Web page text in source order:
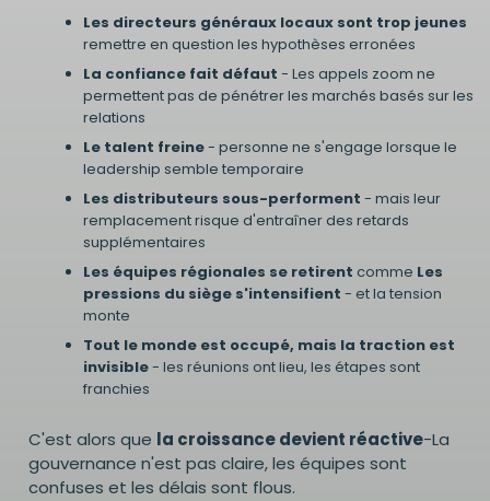
Les directeurs généraux locaux sont trop jeunes
remettre en question les hypothèses erronées
La confiance fait défaut - Les appels zoom ne
permettent pas de pénétrer les marchés basés sur les
relations
Le talent freine- personne ne s'engage lorsque le
leadership semble temporaire
Les distributeurs sous-performent - mais leur
remplacement risque d'entraîner des retards
supplémentaires
Les équipes régionales se retirent comme Les
pressions du siège s'intensifient - et la tension
monte
Tout le monde est occupé, mais la traction est
invisible- les réunions ont lieu, les étapes sont
franchies
C'est alors que la croissance devient réactive-La
gouvernance n'est pas claire, les équipes sont
confuses et les délais sont flous.